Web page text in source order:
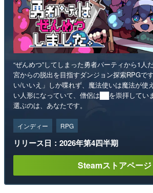
“ぜんめつ”してしまった勇者パーティから1人
宮からの脱出を目指すダンジョン探索RPGで
い/いいえ」しか喋れず、魔法使いは魔法が使
い人形になっていて、僧侶は██を崇拝してい
選ぶのは、あなたです。
インディー RPG
リリース日：2026年第4四半期
Steamストアページ